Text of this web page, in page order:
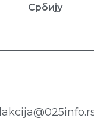
Србију